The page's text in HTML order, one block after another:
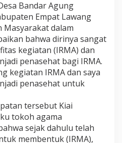
Bandar Agung
Empat Lawang
Masyarakat dalam
bahwa dirinya sangat
kegiatan (IRMA) dan
penasehat bagi IRMA.
kegiatan IRMA dan saya
penasehat untuk
tersebut Kiai
tokoh agama
sejak dahulu telah
membentuk (IRMA),